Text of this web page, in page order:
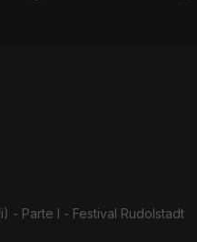
- Parte I - Festival Rudolstadt